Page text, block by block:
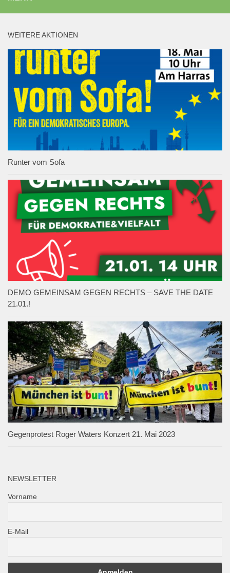
WEITERE AKTIONEN
Runter vom Sofa
DEMO GEMEINSAM GEGEN RECHTS – SAVE THE DATE
21.01.!
Gegenprotest Roger Waters Konzert 21. Mai 2023
NEWSLETTER
Vorname
E-Mail